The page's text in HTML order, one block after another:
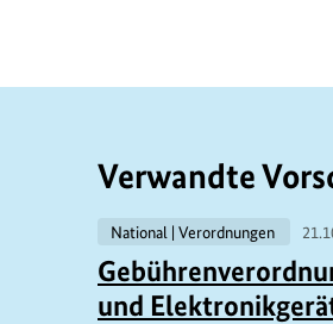
Verwandte
National | Verordnungen
und